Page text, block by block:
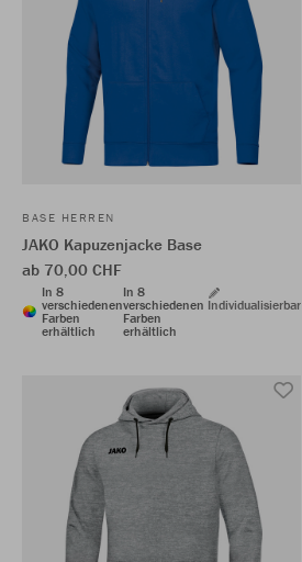
BASE HERREN
JAKO Kapuzenjacke Base
ab 70,00 CHF
In 8
verschiedenen
Farben
erhältlich
In 8
verschiedenen
Farben
erhältlich
Individualisierbar